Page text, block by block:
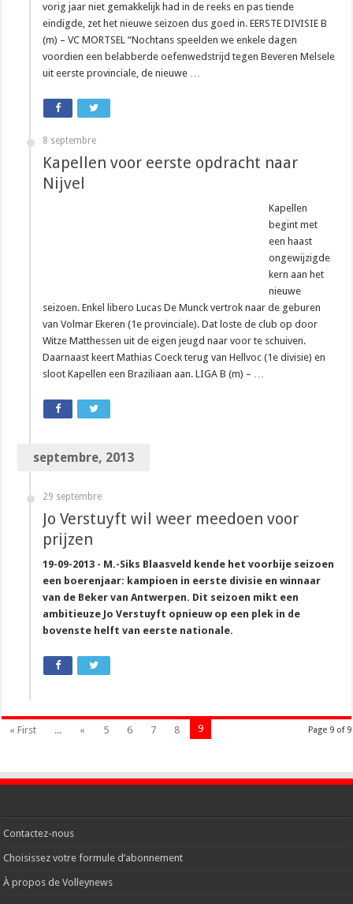
vorig jaar niet gemakkelijk had in de reeks en pas tiende
eindigde, zet het nieuwe seizoen dus goed in. EERSTE DIVISIE B
(m) – VC MORTSEL “Nochtans speelden we enkele dagen
voordien een belabberde oefenwedstrijd tegen Beveren Melsele
uit eerste provinciale, de nieuwe …
8 septembre
Kapellen voor eerste opdracht naar
Nijvel
Kapellen
begint met
een haast
ongewijzigde
kern aan het
nieuwe
seizoen. Enkel libero Lucas De Munck vertrok naar de geburen
van Volmar Ekeren (1e provinciale). Dat loste de club op door
Witze Matthessen uit de eigen jeugd naar voor te schuiven.
Daarnaast keert Mathias Coeck terug van Hellvoc (1e divisie) en
sloot Kapellen een Braziliaan aan. LIGA B (m) – …
septembre, 2013
29 septembre
Jo Verstuyft wil weer meedoen voor
prijzen
19-09-2013 - M.-Siks Blaasveld kende het voorbije seizoen
een boerenjaar: kampioen in eerste divisie en winnaar
van de Beker van Antwerpen. Dit seizoen mikt een
ambitieuze Jo Verstuyft opnieuw op een plek in de
bovenste helft van eerste nationale.
Page 9 of 9
« First ... « 5 6 7 8 9
Contactez-nous
Choisissez votre formule d’abonnement
À propos de Volleynews